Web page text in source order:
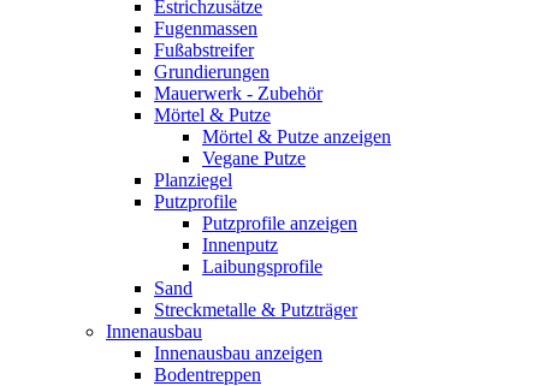
Estrichzusätze
Fugenmassen
Fußabstreifer
Grundierungen
Mauerwerk - Zubehör
Mörtel & Putze
Mörtel & Putze anzeigen
Vegane Putze
Planziegel
Putzprofile
Putzprofile anzeigen
Innenputz
Laibungsprofile
Sand
Streckmetalle & Putzträger
Innenausbau
Innenausbau anzeigen
Bodentreppen